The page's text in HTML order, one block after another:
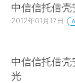
中信信托借
2012年01月17日
中信信托借
光